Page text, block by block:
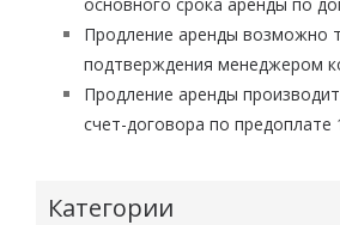
Продление аренды возможно
подтверждения менеджером
Продление аренды
счет-договора по предоплате
Категории